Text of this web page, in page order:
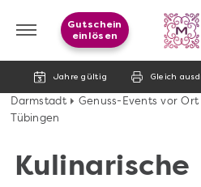
Jahre gültig Gleich
Gutschein
einlösen
Darmstadt Genuss-Events vor Ort
Tübingen
Kulinarische